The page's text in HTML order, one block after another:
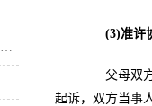
(3)准许
父母双方
起诉，双方当事